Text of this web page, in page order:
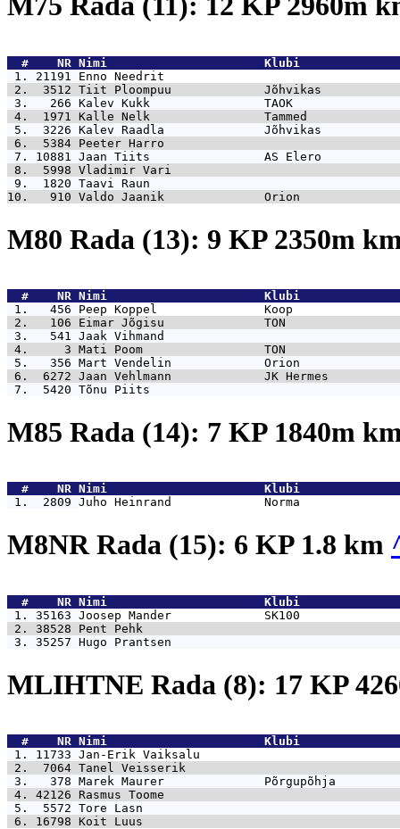
  #    NR
Nimi                      Klubi
1. 21191 Enno Needrit
2.  3512 Tiit Ploompuu             Jõhvikas
3.   266 Kalev Kukk                TAOK
4.  1971 Kalle Nelk                Tammed
5.  3226 Kalev Raadla              Jõhvikas
6.  5384 Peeter Harro
7. 10881 Jaan Tiits                AS Elero
8.  5998 Vladimir Vari
9.  1820 Taavi Raun
10.   910 Valdo Jaanik              Orion
M80 Rada (13): 9 KP 2350m
  #    NR
Nimi                      Klubi
1.   456 Peep Koppel               Koop
2.   106 Eimar Jõgisu              TON
3.   541 Jaak Vihmand
4.     3 Mati Poom                 TON
5.   356 Mart Vendelin             Orion
6.  6272 Jaan Vehlmann             JK Hermes
7.  5420 Tõnu Piits
M85 Rada (14): 7 KP 1840m
  #    NR
Nimi                      Klubi
1.  2809 Juho Heinrand             Norma
M8NR Rada (15): 6 KP 1.8 km
  #    NR
Nimi                      Klubi
1. 35163 Joosep Mander             SK100
2. 38528 Pent Pehk
3. 35257 Hugo Prantsen
MLIHTNE Rada (8): 17 KP
  #    NR
Nimi                      Klubi
1. 11733 Jan-Erik Vaiksalu
2.  7064 Tanel Veisserik
3.   378 Marek Maurer              Põrgupõhja
4. 42126 Rasmus Toome
5.  5572 Tore Lasn
6. 16798 Koit Luus